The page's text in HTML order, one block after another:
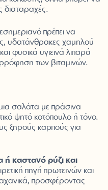
διαταραχές.
πρέπει να
υδατάνθρακες χαμηλού
φυσικά υγιεινά λιπαρά
των βιταμινών.
σαλάτα με πράσινα
ψητό κοτόπουλο ή τόνο.
ξηρούς καρπούς για
ή καστανό ρύζι και
πηγή πρωτεϊνών και
προσφέροντας